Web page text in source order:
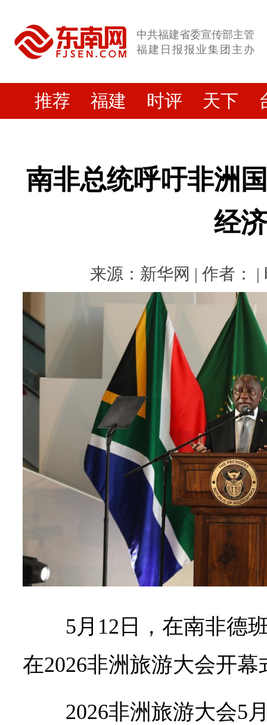
中共福建省委宣传部主管
福建日报报业集团主办
推荐 福建 时评 天下
南非总统呼吁非洲
经济
来源：新华网 | 作者： |
5月12日，在南非德
在2026非洲旅游大会开幕
2026非洲旅游大会5